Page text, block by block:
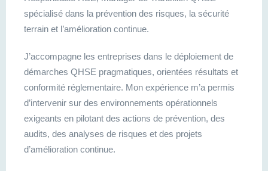
spécialisé dans la prévention des risques, la sécurité
terrain et l’amélioration continue.
J’accompagne les entreprises dans le déploiement de
démarches QHSE pragmatiques, orientées résultats et
conformité réglementaire. Mon expérience m’a permis
d’intervenir sur des environnements opérationnels
exigeants en pilotant des actions de prévention, des
audits, des analyses de risques et des projets
d’amélioration continue.